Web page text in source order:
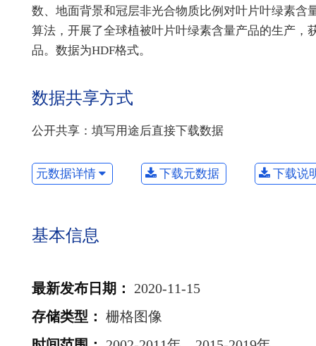
数、地面背景和冠层非光合物质比例对叶片叶绿素
算法，开展了全球植被叶片叶绿素含量产品的生产，
品。数据为HDF格式。
数据共享方式
公开共享：填写用途后直接下载数据
元数据详情 下载元数据 下载说
基本信息
最新发布日期 ：
2020-11-15
存储类型 ： 栅格图像